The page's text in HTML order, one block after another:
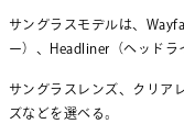
サングラスモデルは、
ー）、Headliner（ヘッドラ
サングラスレンズ、クリア
ズなどを選べる。